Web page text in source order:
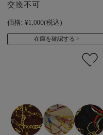
交換不可
価格: ¥1,000(税込)
在庫を確認する